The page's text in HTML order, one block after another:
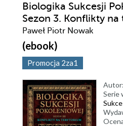
Biologika Sukcesji
Sezon 3. Konflikty
Paweł Piotr Nowak
(ebook)
Promocja 2za1
Autor:
Serie